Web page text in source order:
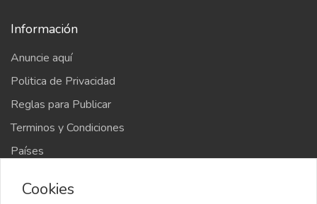
Información
Anuncie aquí
Politica de Privacidad
Reglas para Publicar
Terminos y Condiciones
Países
Cookies